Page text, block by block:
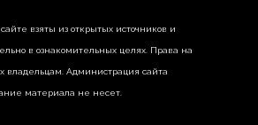
взяты из открытых источников и
в ознакомительных целях. Права на
владельцам. Администрация сайта
материала не несет.